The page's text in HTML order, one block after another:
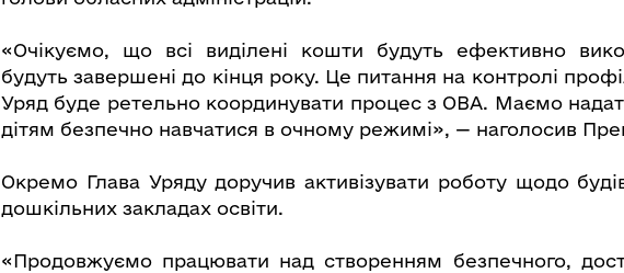
«Очікуємо, що всі виділені кошти будуть ефективно
будуть завершені до кінця року. Це питання на контролі
Уряд буде ретельно координувати процес з ОВА. Маємо
дітям безпечно навчатися в очному режимі», — наголосив
Окремо Глава Уряду доручив активізувати роботу щодо
дошкільних закладах освіти.
«Продовжуємо працювати над створенням безпечного,